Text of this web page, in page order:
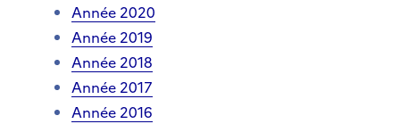
Année 2020
Année 2019
Année 2018
Année 2017
Année 2016